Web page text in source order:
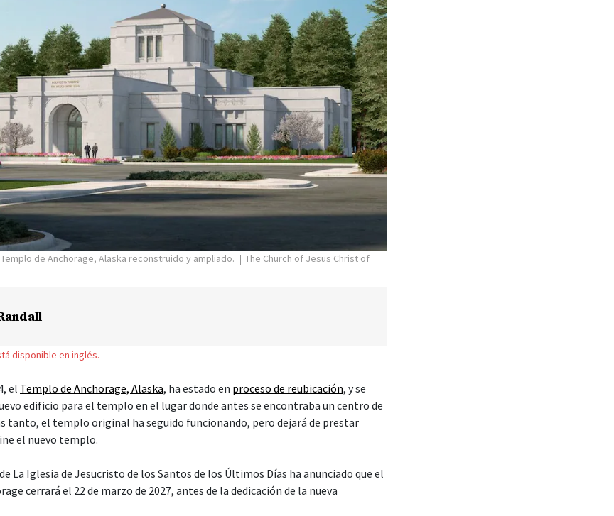
de Anchorage, Alaska reconstruido y ampliado.
The Church of Jesus Christ of
disponible en inglés.
el Templo de Anchorage, Alaska, ha estado en proceso de reubicación, y se
edificio para el templo en el lugar donde antes se encontraba un centro de
tanto, el templo original ha seguido funcionando, pero dejará de prestar
el nuevo templo.
La Iglesia de Jesucristo de los Santos de los Últimos Días ha anunciado que el
cerrará el 22 de marzo de 2027, antes de la dedicación de la nueva